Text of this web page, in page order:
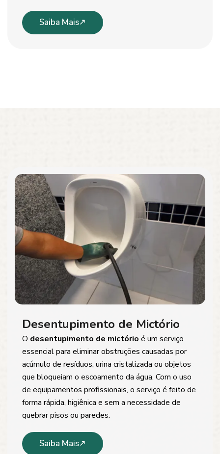
Saiba Mais
Desentupimento de Mictório
O desentupimento de mictório é um serviço
essencial para eliminar obstruções causadas por
acúmulo de resíduos, urina cristalizada ou objetos
que bloqueiam o escoamento da água. Com o uso
de equipamentos profissionais, o serviço é feito de
forma rápida, higiênica e sem a necessidade de
quebrar pisos ou paredes.
Saiba Mais